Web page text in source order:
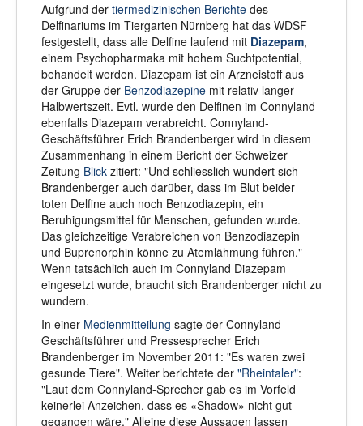
Aufgrund der tiermedizinischen Berichte des
Delfinariums im Tiergarten Nürnberg hat das WDSF
festgestellt, dass alle Delfine laufend mit Diazepam,
einem Psychopharmaka mit hohem Suchtpotential,
behandelt werden. Diazepam ist ein Arzneistoff aus
der Gruppe der Benzodiazepine mit relativ langer
Halbwertszeit. Evtl. wurde den Delfinen im Connyland
ebenfalls Diazepam verabreicht. Connyland-
Geschäftsführer Erich Brandenberger wird in diesem
Zusammenhang in einem Bericht der Schweizer
Zeitung Blick zitiert: "Und schliesslich wundert sich
Brandenberger auch darüber, dass im Blut beider
toten Delfine auch noch Benzodiazepin, ein
Beruhigungsmittel für Menschen, gefunden wurde.
Das gleichzeitige Verabreichen von Benzodiazepin
und Buprenorphin könne zu Atemlähmung führen."
Wenn tatsächlich auch im Connyland Diazepam
eingesetzt wurde, braucht sich Brandenberger nicht zu
wundern.
In einer Medienmitteilung sagte der Connyland
Geschäftsführer und Pressesprecher Erich
Brandenberger im November 2011: "Es waren zwei
gesunde Tiere". Weiter berichtete der "Rheintaler":
"Laut dem Connyland-Sprecher gab es im Vorfeld
keinerlei Anzeichen, dass es «Shadow» nicht gut
gegangen wäre." Alleine diese Aussagen lassen